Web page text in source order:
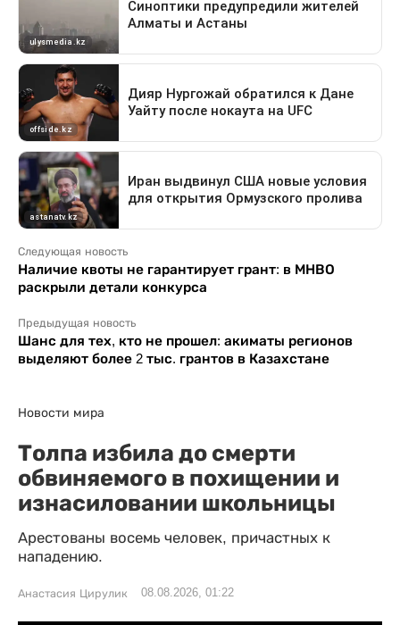
Следующая новость
Наличие квоты не гарантирует грант: в МНВО
раскрыли детали конкурса
Предыдущая новость
Шанс для тех, кто не прошел: акиматы регионов
выделяют более 2 тыс. грантов в Казахстане
Новости мира
Толпа избила до смерти
обвиняемого в похищении и
изнасиловании школьницы
Арестованы восемь человек, причастных к
нападению.
Анастасия Цирулик 08.08.2026, 01:22